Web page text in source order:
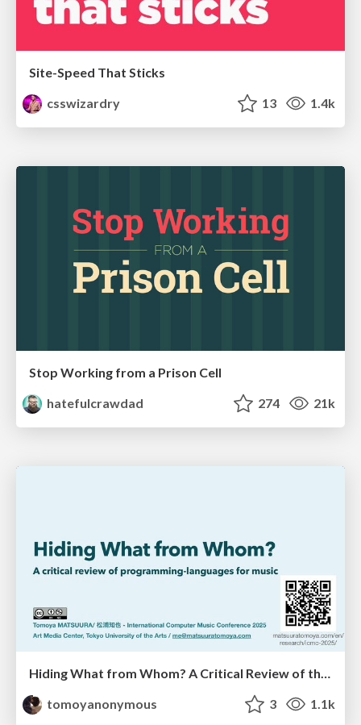
Site-Speed That Sticks
csswizardry
13 1.4k
Stop Working from a Prison Cell
hatefulcrawdad
274 21k
tomoyanonymous
3 1.1k